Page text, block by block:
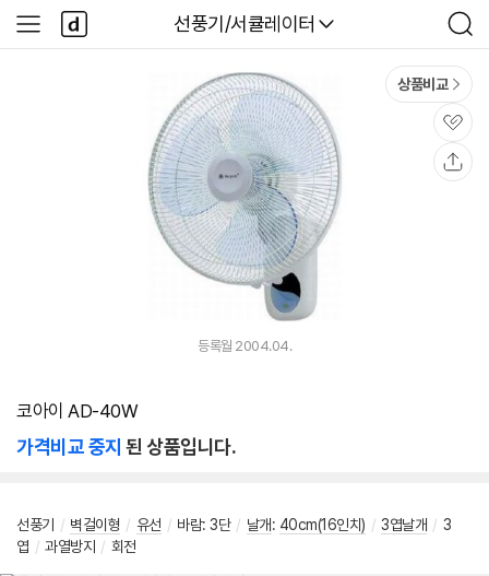
다나와
선풍기/서큘레이터
검
색
사
이
다
나
와
상품비교
관
심
등록월 2004.04.
코아이 AD-40W
가격비교 중지 된 상품입니다.
선풍기 / 벽걸이형 / 유선 / 바람: 3단 / 날개: 40cm(16인치) / 3엽날개 / 3
엽 / 과열방지 / 회전